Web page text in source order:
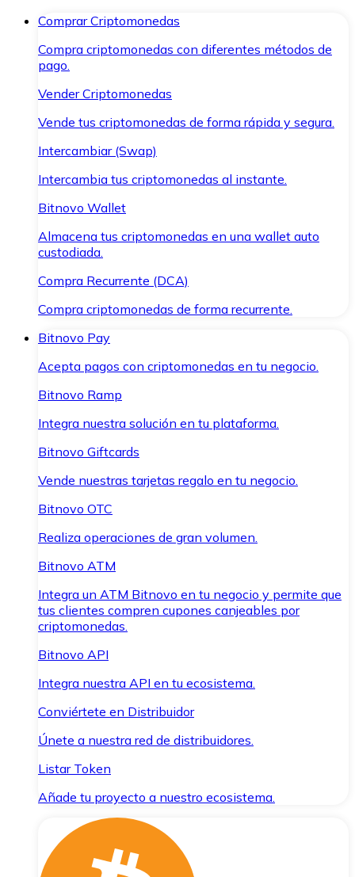
Comprar Criptomonedas
Compra criptomonedas con diferentes métodos de
pago.
Vender Criptomonedas
Vende tus criptomonedas de forma rápida y segura.
Intercambiar (Swap)
Intercambia tus criptomonedas al instante.
Bitnovo Wallet
Almacena tus criptomonedas en una wallet auto
custodiada.
Compra Recurrente (DCA)
Compra criptomonedas de forma recurrente.
Bitnovo Pay
Acepta pagos con criptomonedas en tu negocio.
Bitnovo Ramp
Integra nuestra solución en tu plataforma.
Bitnovo Giftcards
Vende nuestras tarjetas regalo en tu negocio.
Bitnovo OTC
Realiza operaciones de gran volumen.
Bitnovo ATM
Integra un ATM Bitnovo en tu negocio y permite que
tus clientes compren cupones canjeables por
criptomonedas.
Bitnovo API
Integra nuestra API en tu ecosistema.
Conviértete en Distribuidor
Únete a nuestra red de distribuidores.
Listar Token
Añade tu proyecto a nuestro ecosistema.